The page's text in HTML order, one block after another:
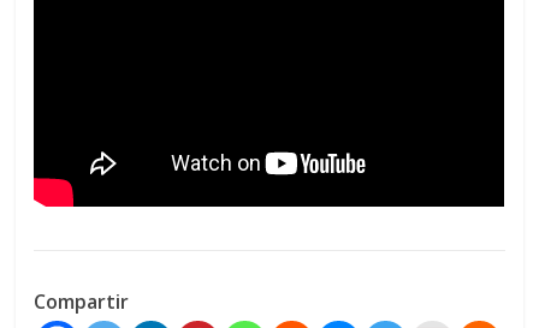
Compartir